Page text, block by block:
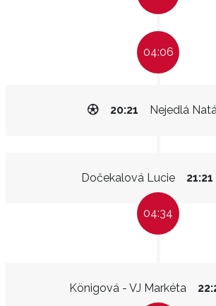
04:06
Nejedlá
20:21
Dočekalová Lucie 21:21
04:34
Königová - VJ Markéta